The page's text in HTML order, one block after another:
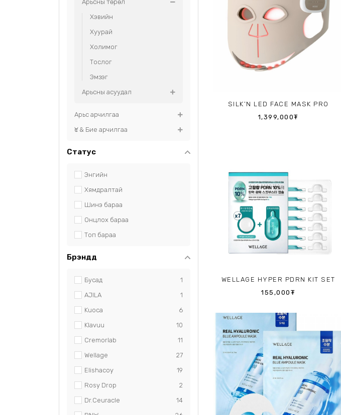
Арьсны төрөл
Хэвийн
Хуурай
Холимог
Тослог
Эмзэг
Арьсны асуудал
Арьс арчилгаа
Үс & Бие арчилгаа
Статус
Энгийн
Хямдралтай
Шинэ бараа
Онцлох бараа
Топ бараа
Брэндүүд
Бусад
1
AJILA
1
Kuoca
6
Klavuu
10
Cremorlab
11
Wellage
27
Elishacoy
19
Rosy Drop
2
Dr.Ceuracle
14
SILK’N LED FACE MASK PRO
1,399,000₮
WELLAGE HYPER PDRN KIT SET
155,000₮